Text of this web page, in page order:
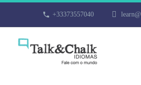
+33373557040